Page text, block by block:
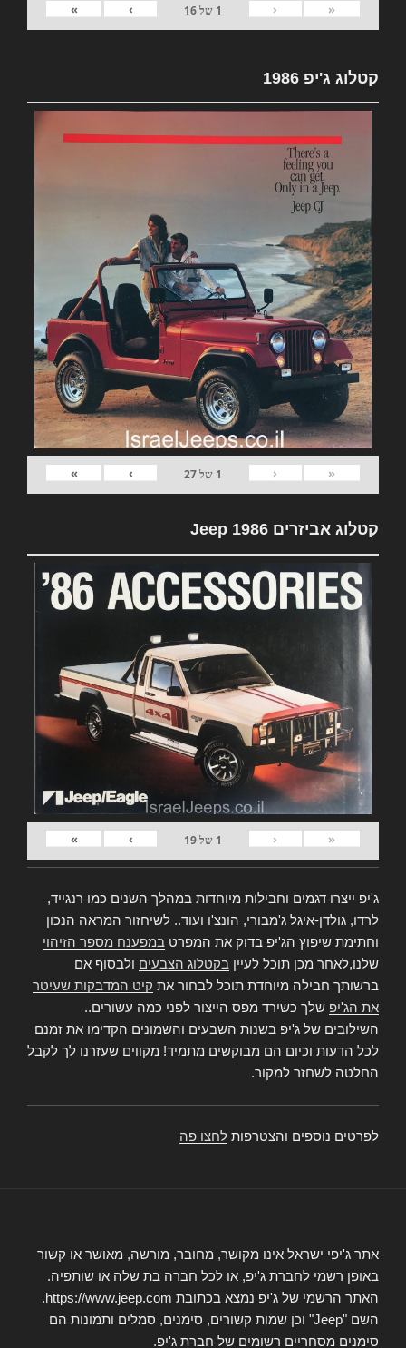
«
‹
1 של16
›
»
קטלוג ג'יפ 1986
«
‹
1 של27
›
»
קטלוג אביזרים Jeep 1986
«
‹
1 של19
›
»
ג'יפ ייצרו דגמים וחבילות מיוחדות במהלך השנים כמו רנגייד,
לרדו, גולדן-איגל ג'מבורי, הונצ'ו ועוד.. לשיחזור המראה הנכון
וחתימת שיפוץ הג'יפ בדוק את המפרט במפענח מספר הזיהוי
שלנו,לאחר מכן תוכל לעיין בקטלוג הצבעים ולבסוף אם
ברשותך חבילה מיוחדת תוכל לבחור את קיט המדבקות שעיטר
את הג'יפ שלך כשירד מפס הייצור לפני כמה עשורים..
השילובים של ג'יפ בשנות השבעים והשמונים הקדימו את זמנם
לכל הדעות וכיום הם מבוקשים מתמיד! מקווים שעזרנו לך לקבל
החלטה לשחזר למקור.
לפרטים נוספים והצטרפות לחצו פה
אתר ג'יפי ישראל אינו מקושר, מחובר, מורשה, מאושר או קשור
באופן רשמי לחברת ג'יפ, או לכל חברה בת שלה או שותפיה.
האתר הרשמי של ג'יפ נמצא בכתובת https://www.jeep.com.
השם "Jeep" וכן שמות קשורים, סימנים, סמלים ותמונות הם
סימנים מסחריים רשומים של חברת ג'יפ.